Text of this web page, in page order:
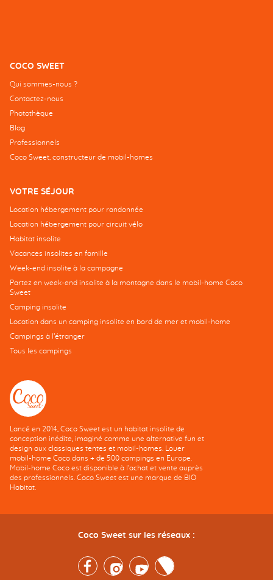
COCO SWEET
Qui sommes-nous ?
Contactez-nous
Photothèque
Blog
Professionnels
Coco Sweet, constructeur de mobil-homes
VOTRE SÉJOUR
Location hébergement pour randonnée
Location hébergement pour circuit vélo
Habitat insolite
Vacances insolites en famille
Week-end insolite à la campagne
Partez en week-end insolite à la montagne dans le mobil-home Coco
Sweet
Camping insolite
Location dans un camping insolite en bord de mer et mobil-home
Campings à l’étranger
Tous les campings
Lancé en 2014, Coco Sweet est un habitat insolite de
conception inédite, imaginé comme une alternative fun et
design aux classiques tentes et mobil-homes. Louer
mobil-home Coco dans + de 500 campings en Europe.
Mobil-home Coco est disponible à l'achat et vente auprès
des professionnels. Coco Sweet est une marque de BIO
Habitat.
Coco Sweet sur les réseaux :
FacebookInstagramYoutubeTwitter